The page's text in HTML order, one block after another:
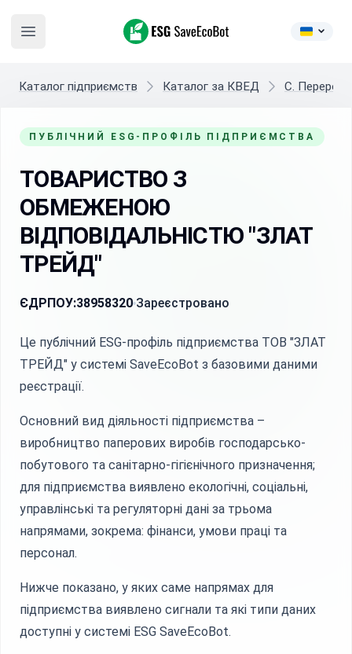
Open main menu
ESG SaveEcoBot
Каталог підприємств Каталог за КВЕД C.
ПУБЛІЧНИЙ ESG-ПРОФІЛЬ ПІДПРИЄМСТВА
ТОВАРИСТВО З
ОБМЕЖЕНОЮ
ВІДПОВІДАЛЬНІСТЮ "ЗЛАТ
ТРЕЙД"
ЄДРПОУ:38958320 Зареєстровано
Це публічний ESG-профіль підприємства ТОВ "ЗЛАТ
ТРЕЙД" у системі SaveEcoBot з базовими даними
реєстрації.
Основний вид діяльності підприємства –
виробництво паперових виробів господарсько-
побутового та санітарно-гігієнічного призначення;
для підприємства виявлено екологічні, соціальні,
управлінські та регуляторні дані за трьома
напрямами, зокрема: фінанси, умови праці та
персонал.
Нижче показано, у яких саме напрямах для
підприємства виявлено сигнали та які типи даних
доступні у системі ESG SaveEcoBot.